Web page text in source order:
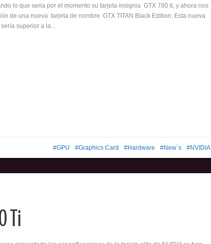
lo que seria por el momento su tarjeta insignia GTX 780 ti, y ahora nos
de una nueva tarjeta de nombre GTX TITAN Black Edition. Esta nueva
superior a la…
GPU Graphics Card Hardware New´s NVIDIA
Ti